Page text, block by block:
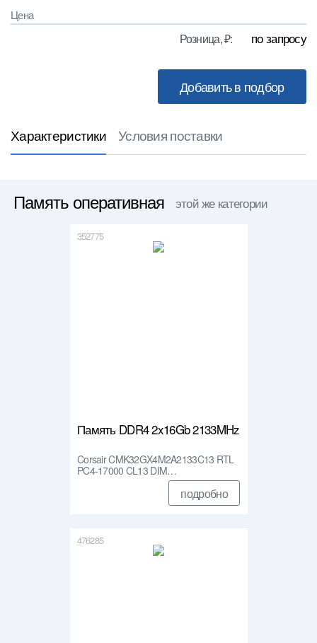
Цена
Розница, ₽: по запросу
Характеристики Условия поставки
Память оперативная этой же категории
352775
Память DDR4 2x16Gb 2133MHz
Corsair CMK32GX4M2A2133C13 RTL
PC4-17000 CL13 DIM…
подробно
476285